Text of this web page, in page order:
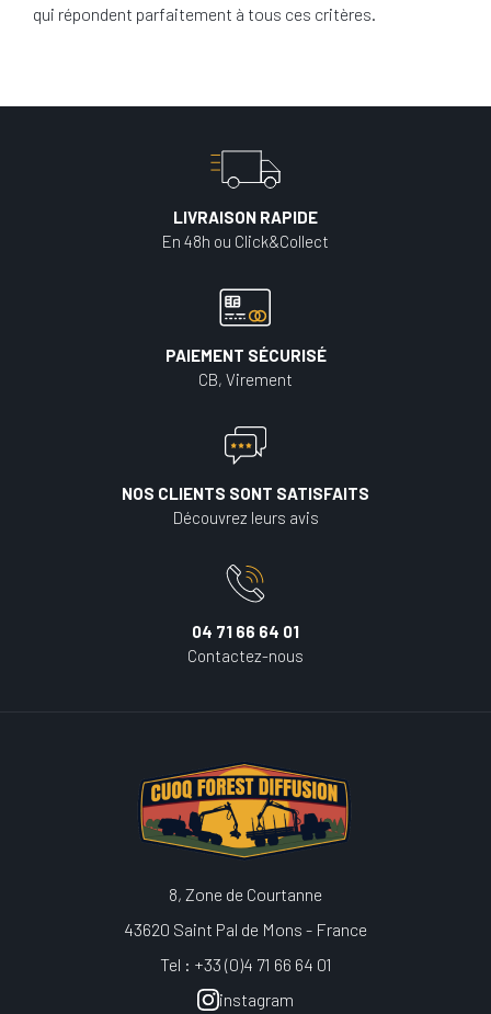
qui répondent parfaitement à tous ces critères.
LIVRAISON RAPIDE
En 48h ou Click&Collect
PAIEMENT SÉCURISÉ
CB, Virement
NOS CLIENTS SONT SATISFAITS
Découvrez leurs avis
04 71 66 64 01
Contactez-nous
8, Zone de Courtanne
43620 Saint Pal de Mons - France
Tel : +33 (0)4 71 66 64 01
instagram